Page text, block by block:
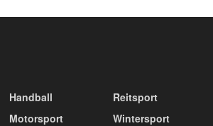
Handball
Motorsport
Reitsport
Wintersport